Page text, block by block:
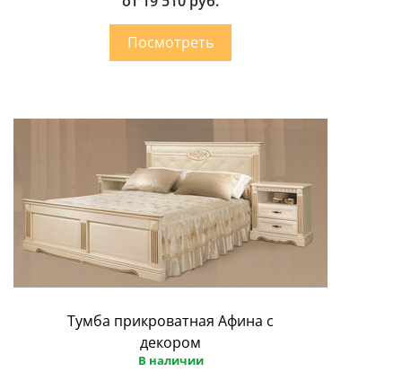
Тумба прикроватная Афина с
декором
В наличии